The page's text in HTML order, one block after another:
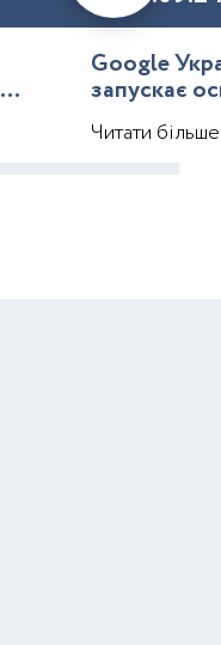
Google
запускає
Читати більше